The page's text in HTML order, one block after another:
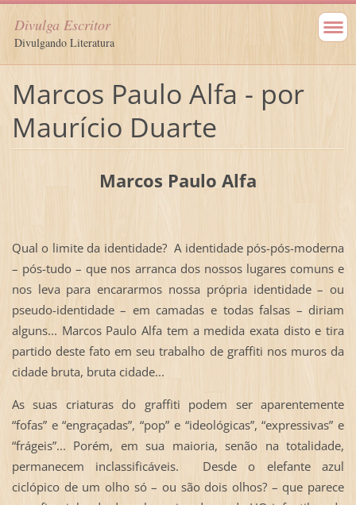
Divulga Escritor
Divulgando Literatura
Marcos Paulo Alfa - por
Maurício Duarte
Marcos Paulo Alfa
Qual o limite da identidade? A identidade pós-pós-moderna
– pós-tudo – que nos arranca dos nossos lugares comuns e
nos leva para encararmos nossa própria identidade – ou
pseudo-identidade – em camadas e todas falsas – diriam
alguns... Marcos Paulo Alfa tem a medida exata disto e tira
partido deste fato em seu trabalho de graffiti nos muros da
cidade bruta, bruta cidade...
As suas criaturas do graffiti podem ser aparentemente
“fofas” e “engraçadas”, “pop” e “ideológicas”, “expressivas” e
“frágeis”... Porém, em sua maioria, senão na totalidade,
permanecem inclassificáveis. Desde o elefante azul
ciclópico de um olho só – ou são dois olhos? – que parece